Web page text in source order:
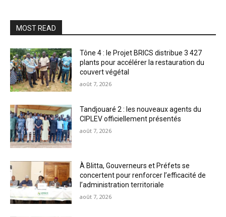
MOST READ
Tône 4 : le Projet BRICS distribue 3 427
plants pour accélérer la restauration du
couvert végétal
août 7, 2026
Tandjouaré 2 : les nouveaux agents du
CIPLEV officiellement présentés
août 7, 2026
À Blitta, Gouverneurs et Préfets se
concertent pour renforcer l’efficacité de
l’administration territoriale
août 7, 2026